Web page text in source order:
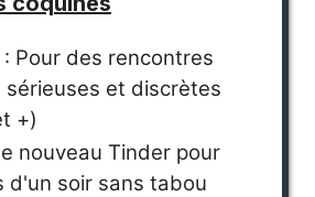
: Pour des rencontres
sérieuses et discrètes
+)
nouveau Tinder pour
d'un soir sans tabou